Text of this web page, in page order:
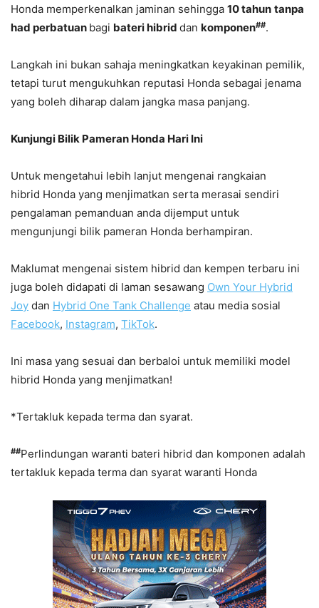
Honda memperkenalkan jaminan sehingga 10 tahun tanpa
had perbatuan bagi baterihibrid dan komponen##.
Langkah ini bukan sahaja meningkatkan keyakinan pemilik,
tetapi turut mengukuhkan reputasi Honda sebagai jenama
yang boleh diharap dalam jangka masa panjang.
Kunjungi Bilik Pameran Honda Hari Ini
Untuk mengetahui lebih lanjut mengenai rangkaian
hibrid Honda yang menjimatkan serta merasai sendiri
pengalaman pemanduan anda dijemput untuk
mengunjungi bilik pameran Honda berhampiran.
Maklumat mengenai sistem hibrid dan kempen terbaru ini
juga boleh didapati di laman sesawang Own Your Hybrid
Joy dan Hybrid One Tank Challenge atau media sosial
Facebook, Instagram, TikTok.
Ini masa yang sesuai dan berbaloi untuk memiliki model
hibrid Honda yang menjimatkan!
*Tertakluk kepada terma dan syarat.
##Perlindungan waranti bateri hibrid dan komponen adalah
tertakluk kepada terma dan syarat waranti Honda